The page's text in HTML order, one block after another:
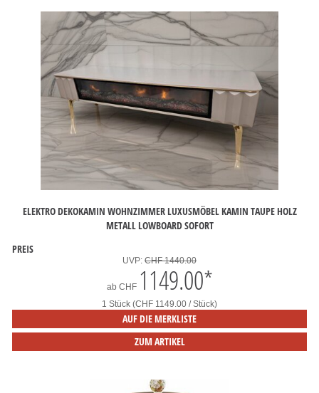
ELEKTRO DEKOKAMIN WOHNZIMMER LUXUSMÖBEL KAMIN TAUPE HOLZ
METALL LOWBOARD SOFORT
PREIS
UVP: CHF 1440.00
ab CHF 1149.00*
1 Stück (CHF 1149.00 / Stück)
AUF DIE MERKLISTE
ZUM ARTIKEL